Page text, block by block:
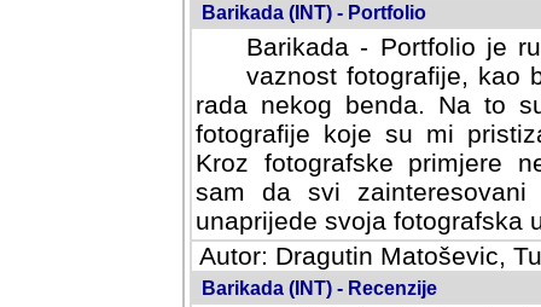
Barikada (INT) - Portfolio
Barikada - Portfolio je
vaznost fotografije, kao
rada nekog benda. Na to
fotografije koje su mi
fotografske primjere
svi zainteresovani
svoja fotografska umijeca.
Autor: Dragutin Matoševic,
Barikada (INT) - Recenzije